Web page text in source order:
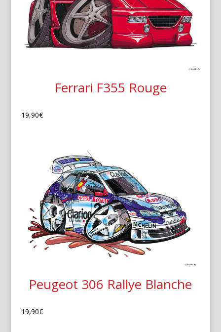
Ferrari F355 Rouge
19,90€
Peugeot 306 Rallye Blanche
19,90€